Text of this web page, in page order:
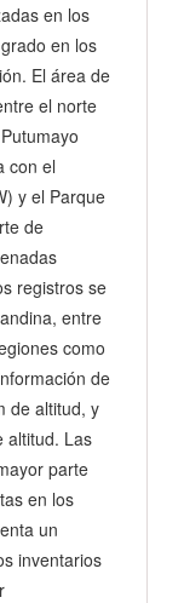
en los
en los
El área de
el norte
con el
y el Parque
de
registros se
entre
como
de
de altitud, y
altitud. Las
parte
en los
un
inventarios